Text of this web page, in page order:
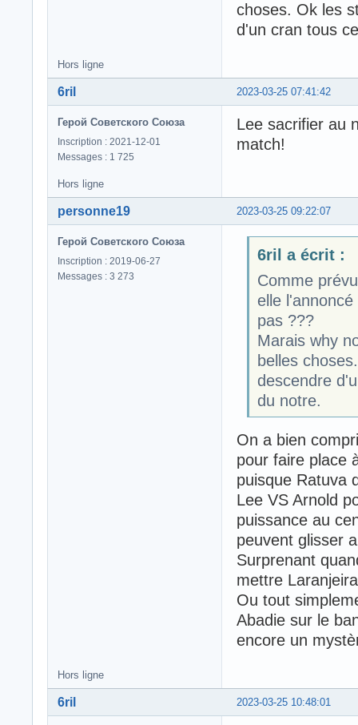
choses. Ok les
d'un cran tous
Hors ligne
2023-03-25 07:41:42
6ril
Герой Советского Союза
Inscription : 2021-12-01
Messages : 1 725
Lee sacrifier au
match!
Hors ligne
2023-03-25 09:22:07
personne19
Герой Советского Союза
Inscription : 2019-06-27
Messages : 3 273
6ril a écrit :
Comme
elle
pas ???
Marais why
belles
descendre
du notre.
On a bien
pour faire place
puisque Ratuva
Lee VS Arnold
puissance au
peuvent glisser
Surprenant
mettre
Ou tout
Abadie sur le
encore un
Hors ligne
2023-03-25 10:48:01
6ril